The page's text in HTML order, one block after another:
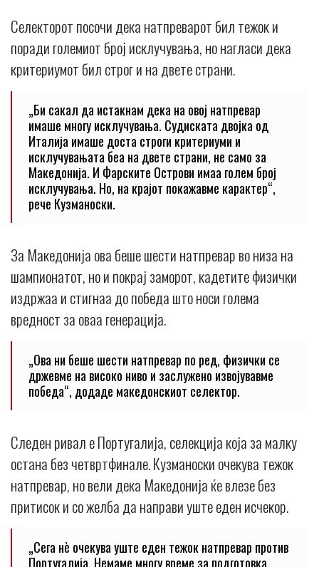
Селекторот посочи дека натпреварот бил тежок и
поради големиот број исклучувања, но нагласи дека
критериумот бил строг и на двете страни.
„Би сакал да истакнам дека на овој натпревар
имаше многу исклучувања. Судиската двојка од
Италија имаше доста строги критериуми и
исклучувањата беа на двете страни, не само за
Македонија. И Фарските Острови имаа голем број
исклучувања. Но, на крајот покажавме карактер“,
рече Кузманоски.
За Македонија ова беше шести натпревар во низа на
шампионатот, но и покрај заморот, кадетите физички
издржаа и стигнаа до победа што носи голема
вредност за оваа генерација.
„Ова ни беше шести натпревар по ред, физички се
држевме на високо ниво и заслужено извојувавме
победа“, додаде македонскиот селектор.
Следен ривал е Португалија, селекција која за малку
остана без четвртфинале. Кузманоски очекува тежок
натпревар, но вели дека Македонија ќе влезе без
притисок и со желба да направи уште еден исчекор.
„Сега нè очекува уште еден тежок натпревар против
Португалија. Немаме многу време за подготовка,